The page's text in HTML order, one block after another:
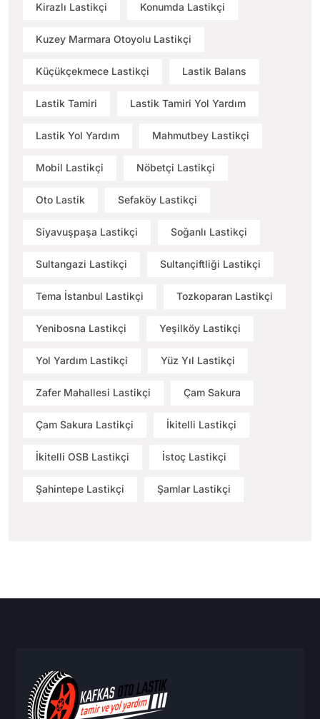
Kirazlı Lastikçi Konumda Lastikçi
Kuzey Marmara Otoyolu Lastikçi
Küçükçekmece Lastikçi Lastik Balans
Lastik Tamiri Lastik Tamiri Yol Yardım
Lastik Yol Yardım Mahmutbey Lastikçi
Mobil Lastikçi Nöbetçi Lastikçi
Oto Lastik Sefaköy Lastikçi
Siyavuşpaşa Lastikçi Soğanlı Lastikçi
Sultangazi Lastikçi Sultançiftliği Lastikçi
Tema İstanbul Lastikçi Tozkoparan Lastikçi
Yenibosna Lastikçi Yeşilköy Lastikçi
Yol Yardım Lastikçi Yüz Yıl Lastikçi
Zafer Mahallesi Lastikçi Çam Sakura
Çam Sakura Lastikçi İkitelli Lastikçi
İkitelli OSB Lastikçi İstoç Lastikçi
Şahintepe Lastikçi Şamlar Lastikçi